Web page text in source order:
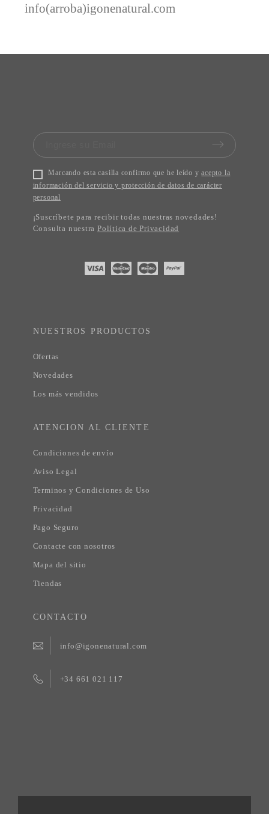
info(arroba)igonenatural.com
Marcando esta casilla confirmo que he leído yacepto la
información del servicio y protección de datos de carácter
personal
¡Suscríbete para recibir todas nuestras novedades!
Consulta nuestra Política de Privacidad
NUESTROS PRODUCTOS
Ofertas
Novedades
Los más vendidos
ATENCION AL CLIENTE
Condiciones de envío
Aviso Legal
Terminos y Condiciones de Uso
Privacidad
Pago Seguro
Contacte con nosotros
Mapa del sitio
Tiendas
CONTACTO
info@igonenatural.com
+34 661 021 117